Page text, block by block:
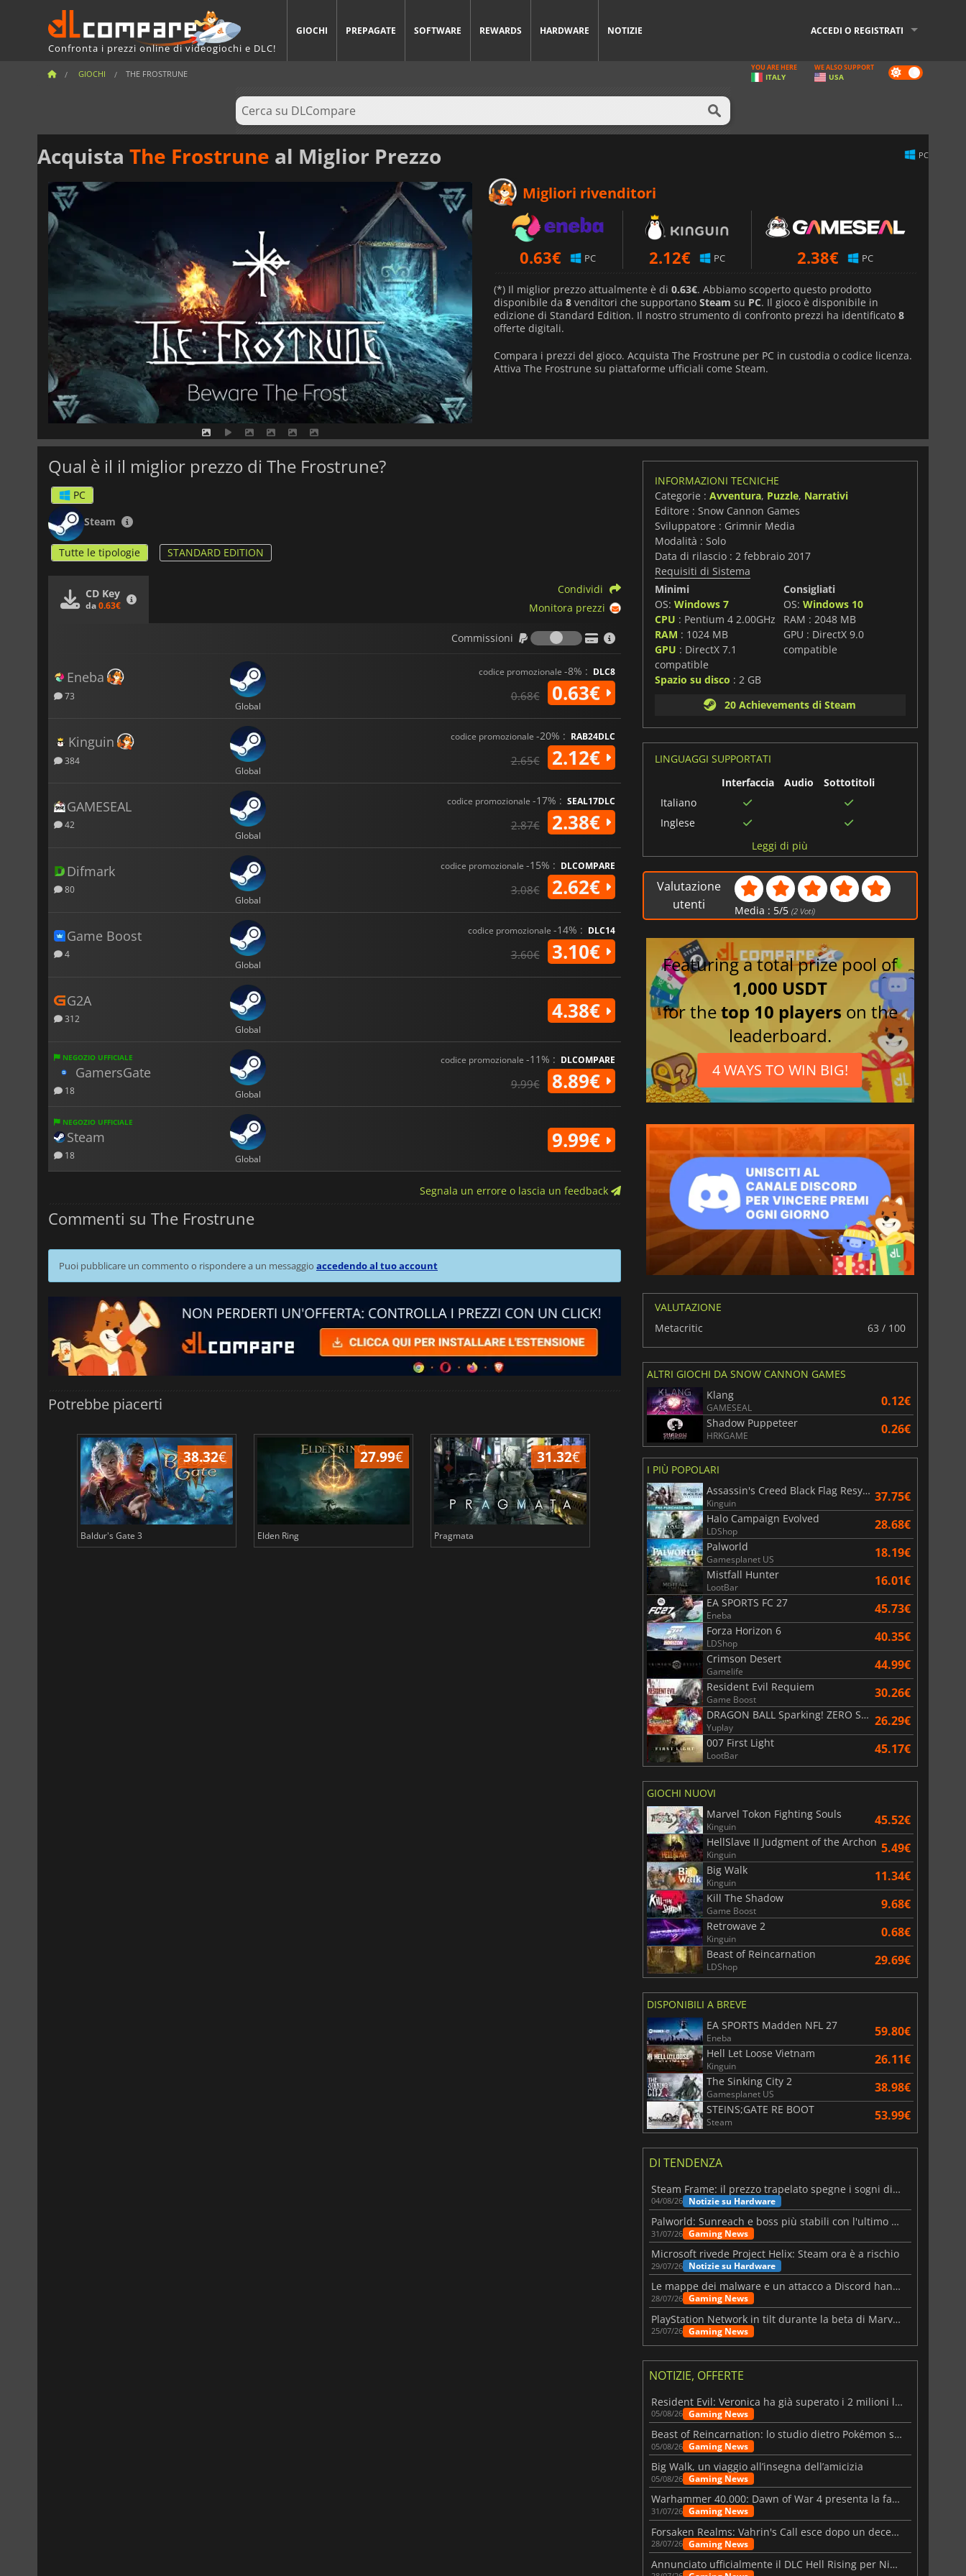
Confronta i prezzi online di videogiochi e DLC!
GIOCHI PREPAGATE SOFTWARE REWARDS HARDWARE NOTIZIE ACCEDI O REGISTRATI
GIOCHI THE FROSTRUNE Dark
mode
YOU ARE HERE
ITALY
WE ALSO SUPPORT
USA
Acquista The Frostrune al Miglior Prezzo PC
Migliori rivenditori
0.63€ PC 2.12€ PC 2.38€ PC
(*) Il miglior prezzo attualmente è di 0.63€. Abbiamo scoperto questo prodotto
disponibile da 8 venditori che supportano Steam su PC. Il gioco è disponibile in
edizione di Standard Edition. Il nostro strumento di confronto prezzi ha identificato 8
offerte digitali.
Compara i prezzi del gioco. Acquista The Frostrune per PC in custodia o codice licenza.
Attiva The Frostrune su piattaforme ufficiali come Steam.
Qual è il il miglior prezzo di The Frostrune?
PC
Steam
Tutte le tipologie STANDARD EDITION
CD Key
da0.63€
Condividi
Monitora prezzi
Commissioni
Commissioni
Eneba
73
Global
codice promozionale -8% : DLC8
0.68€ 0.63€
Kinguin
384
Global
codice promozionale -20% : RAB24DLC
2.65€ 2.12€
GAMESEAL
42
Global
codice promozionale -17% : SEAL17DLC
2.87€ 2.38€
Difmark
80
Global
codice promozionale -15% : DLCOMPARE
3.08€ 2.62€
Game Boost
4
Global
codice promozionale -14% : DLC14
3.60€ 3.10€
G2A
312
Global
4.38€
NEGOZIO UFFICIALE
GamersGate
18 Global
codice promozionale -11% : DLCOMPARE
9.99€ 8.89€
NEGOZIO UFFICIALE
Steam
18 Global
9.99€
Segnala un errore o lascia un feedback
Commenti su The Frostrune
Puoi pubblicare un commento o rispondere a un messaggio accedendo al tuo account
Potrebbe piacerti
38.32€
Baldur's Gate 3
27.99€
Elden Ring
31.32€
Pragmata
6.77€
Total War WARHAMMER 3
15.48
Lies Of P
INFORMAZIONI TECNICHE
Categorie : Avventura, Puzzle, Narrativi
Editore : Snow Cannon Games
Sviluppatore : Grimnir Media
Modalità : Solo
Data di rilascio : 2 febbraio 2017
Requisiti di Sistema
Minimi
OS: Windows 7
CPU : Pentium 4 2.00GHz
RAM : 1024 MB
GPU : DirectX 7.1
compatible
Spazio su disco : 2 GB
Consigliati
OS:Windows 10
RAM : 2048 MB
GPU : DirectX 9.0
compatible
20 Achievements di Steam
LINGUAGGI SUPPORTATI
Interfaccia
Audio
Sottotitoli
Italiano
Inglese
Arabo
Russo
Tedesco
Norvegese
Leggi di più
Valutazione
utenti
Media : 5/5 (2 Voti)
Featuring a total prize pool of
1,000 USDT
for thetop 10 players on the
leaderboard.
4 WAYS TO WIN BIG!
VALUTAZIONE
Metacritic
63 / 100
ALTRI GIOCHI DA SNOW CANNON GAMES
Klang
GAMESEAL 0.12€
Shadow Puppeteer
HRKGAME 0.26€
I PIÙ POPOLARI
Assassin's Creed Black Flag Resynced
Kinguin 37.75€
Halo Campaign Evolved
LDShop 28.68€
Palworld
Gamesplanet US 18.19€
Mistfall Hunter
LootBar 16.01€
EA SPORTS FC 27
Eneba 45.73€
Forza Horizon 6
LDShop 40.35€
Crimson Desert
Gamelife 44.99€
Resident Evil Requiem
Game Boost 30.26€
DRAGON BALL Sparking! ZERO Super Limit Breaking NEO
Yuplay 26.29€
007 First Light
LootBar 45.17€
GIOCHI NUOVI
Marvel Tokon Fighting Souls
Kinguin 45.52€
HellSlave II Judgment of the Archon
Kinguin 5.49€
Big Walk
Kinguin 11.34€
Kill The Shadow
Game Boost 9.68€
Retrowave 2
Kinguin 0.68€
Beast of Reincarnation
LDShop 29.69€
DISPONIBILI A BREVE
EA SPORTS Madden NFL 27
Eneba 59.80€
Hell Let Loose Vietnam
Kinguin 26.11€
The Sinking City 2
Gamesplanet US 38.98€
STEINS;GATE RE BOOT
Steam 53.99€
DI TENDENZA
Steam Frame: il prezzo trapelato spegne i sogni di un VR economico
04/08/26 Notizie su Hardware
Palworld: Sunreach e boss più stabili con l'ultimo update
31/07/26 Gaming News
Microsoft rivede Project Helix: Steam ora è a rischio
29/07/26 Notizie su Hardware
Le mappe dei malware e un attacco a Discord hanno colpito Meccha Chameleon
28/07/26 Gaming News
PlayStation Network in tilt durante la beta di Marvel Tōkon
25/07/26 Gaming News
NOTIZIE, OFFERTE
Resident Evil: Veronica ha già superato i 2 milioni liste dei desideri
05/08/26 Gaming News
Beast of Reincarnation: lo studio dietro Pokémon su una nuova strada
05/08/26 Gaming News
Big Walk, un viaggio all’insegna dell’amicizia
05/08/26 Gaming News
Warhammer 40.000: Dawn of War 4 presenta la fazione dei Necron
31/07/26 Gaming News
Forsaken Realms: Vahrin's Call esce dopo un decennio di sviluppo
28/07/26 Gaming News
Annunciato ufficialmente il DLC Hell Rising per Nioh 3